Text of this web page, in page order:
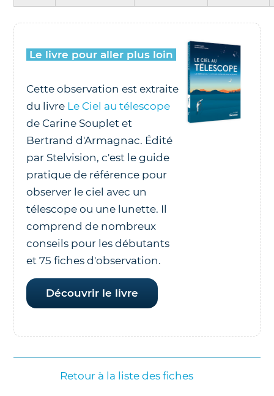
Le livre pour aller plus loin
Cette observation est extraite
du livre Le Ciel au télescope
de Carine Souplet et
Bertrand d'Armagnac. Édité
par Stelvision, c'est le guide
pratique de référence pour
observer le ciel avec un
télescope ou une lunette. Il
comprend de nombreux
conseils pour les débutants
et 75 fiches d'observation.
Découvrir le livre
Retour à la liste des fiches